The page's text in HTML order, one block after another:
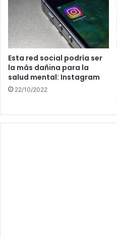
Esta red social podría ser
la más dañina para la
salud mental: Instagram
22/10/2022